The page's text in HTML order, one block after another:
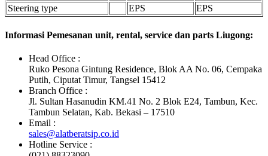
Steering type
EPS EPS
Informasi Pemesanan unit, rental, service dan parts Liugong:
Head Office :
Ruko Pesona Gintung Residence, Blok AA No. 06, Cempaka
Putih, Ciputat Timur, Tangsel 15412
Branch Office :
Jl. Sultan Hasanudin KM.41 No. 2 Blok E24, Tambun, Kec.
Tambun Selatan, Kab. Bekasi – 17510
Email :
sales@alatberatsip.co.id
Hotline Service :